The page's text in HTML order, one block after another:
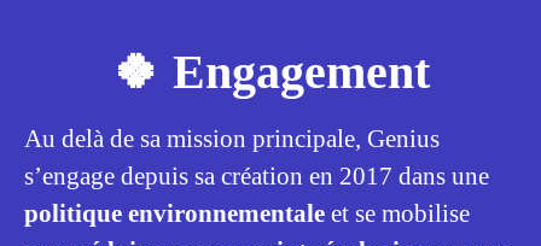
🍀 Engagement
Au delà de sa mission principale, Genius
s’engage depuis sa création en 2017 dans une
politique environnementale et se mobilise